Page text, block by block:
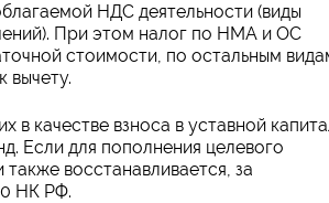
НДС деятельности (виды
При этом налог по НМА и ОС
стоимости, по остальным
вычету.
качестве взноса в уставной
Если для пополнения целевого
восстанавливается, за
НК РФ.